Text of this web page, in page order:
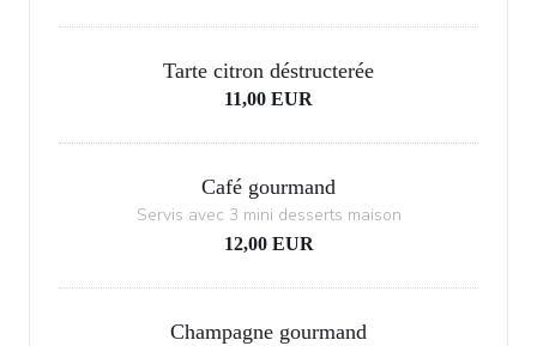
Tarte citron déstructerée
11,00 EUR
Café gourmand
Servis avec 3 mini desserts maison
12,00 EUR
Champagne gourmand